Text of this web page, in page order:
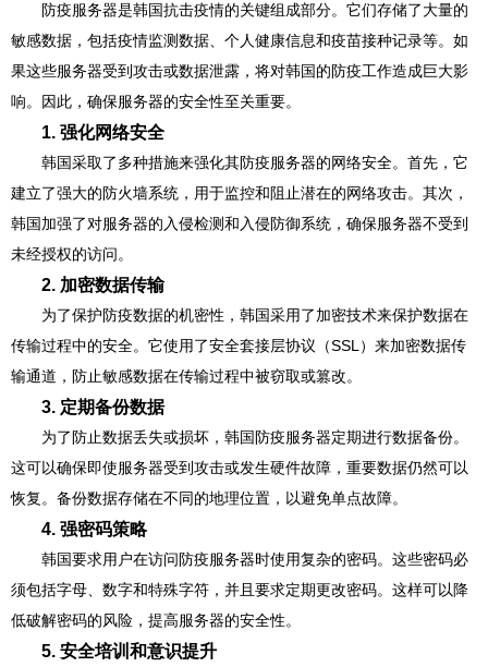
防疫服务器是韩国抗击疫情的关键组成部分。它们存储了大量的
敏感数据，包括疫情监测数据、个人健康信息和疫苗接种记录等。如
果这些服务器受到攻击或数据泄露，将对韩国的防疫工作造成巨大影
响。因此，确保服务器的安全性至关重要。
1. 强化网络安全
韩国采取了多种措施来强化其防疫服务器的网络安全。首先，它
建立了强大的防火墙系统，用于监控和阻止潜在的网络攻击。其次，
韩国加强了对服务器的入侵检测和入侵防御系统，确保服务器不受到
未经授权的访问。
2. 加密数据传输
为了保护防疫数据的机密性，韩国采用了加密技术来保护数据在
传输过程中的安全。它使用了安全套接层协议（SSL）来加密数据传
输通道，防止敏感数据在传输过程中被窃取或篡改。
3. 定期备份数据
为了防止数据丢失或损坏，韩国防疫服务器定期进行数据备份。
这可以确保即使服务器受到攻击或发生硬件故障，重要数据仍然可以
恢复。备份数据存储在不同的地理位置，以避免单点故障。
4. 强密码策略
韩国要求用户在访问防疫服务器时使用复杂的密码。这些密码必
须包括字母、数字和特殊字符，并且要求定期更改密码。这样可以降
低破解密码的风险，提高服务器的安全性。
5. 安全培训和意识提升